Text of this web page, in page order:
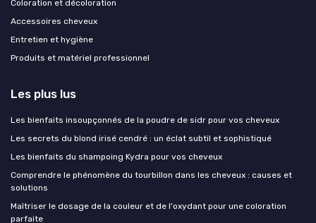
Coloration et décoloration
Accessoires cheveux
Entretien et hygiène
Produits et matériel professionnel
Les plus lus
Les bienfaits insoupçonnés de la poudre de sidr pour vos cheveux
Les secrets du blond irisé cendré : un éclat subtil et sophistiqué
Les bienfaits du shampoing Kydra pour vos cheveux
Comprendre le phénomène du tourbillon dans les cheveux : causes et
solutions
Maîtriser le dosage de la couleur et de l'oxydant pour une coloration
parfaite